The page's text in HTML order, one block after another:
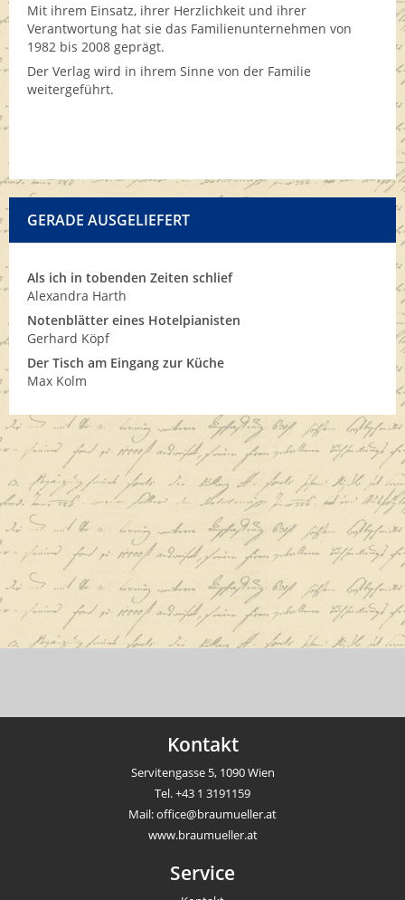
Mit ihrem Einsatz, ihrer Herzlichkeit und ihrer
Verantwortung hat sie das Familienunternehmen von
1982 bis 2008 geprägt.
Der Verlag wird in ihrem Sinne von der Familie
weitergeführt.
GERADE AUSGELIEFERT
Als ich in tobenden Zeiten schlief
Alexandra Harth
Notenblätter eines Hotelpianisten
Gerhard Köpf
Der Tisch am Eingang zur Küche
Max Kolm
Kontakt
Servitengasse 5, 1090 Wien
Tel.+43 1 3191159
Mail:office@braumueller.at
www.braumueller.at
Service